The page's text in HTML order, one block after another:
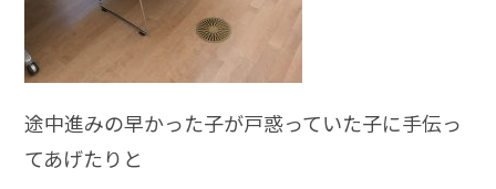
途中進みの早かった子が戸惑っていた子に手伝っ
てあげたりと